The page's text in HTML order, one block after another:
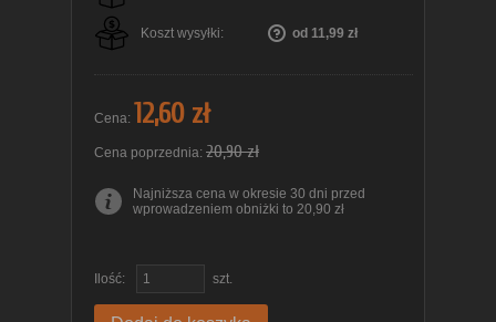
Koszt wysyłki: od 11,99 zł
Cena: 12,60 zł
Cena poprzednia: 20,90 zł
Najniższa cena w okresie 30 dni przed
wprowadzeniem obniżki to 20,90 zł
Ilość: szt.